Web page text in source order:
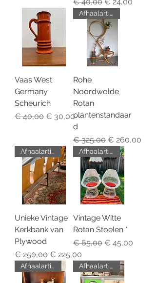
Vaas West
Germany
Scheurich
Normale prijs
€ 40,00 Verkoopprijs
€ 30,00
Afhaalartikel
Rohe
Noordwolde
Rotan
plantenstandaar
d
Normale prijs
€ 325,00 Verkoopprijs
€ 260,00
Afhaalartikel
Unieke Vintage
Kerkbank van
Plywood
Normale prijs
€ 250,00 Verkoopprijs
€ 225,00
Afhaalartikel
Vintage Witte
Rotan Stoelen *
Normale prijs
€ 65,00 Verkoopprijs
€ 45,00
Afhaalartikel Afhaalartikel